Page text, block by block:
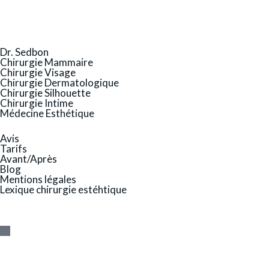
Dr. Sedbon
Chirurgie Mammaire
Chirurgie Visage
Chirurgie Dermatologique
Chirurgie Silhouette
Chirurgie Intime
Médecine Esthétique
Avis
Tarifs
Avant/Après
Blog
Mentions légales
Lexique chirurgie estéhtique